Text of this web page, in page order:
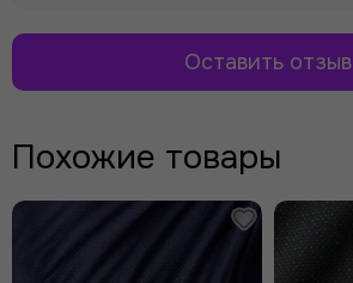
Оставить отзыв
Похожие товары